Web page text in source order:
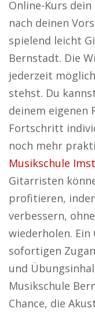
Online-Kurs
nach deinen
spielend leicht
Bernstadt. Die
jederzeit
stehst. Du
deinem eigenen
Fortschritt
noch mehr
Musikschule Imst
Gitarristen
profitieren,
verbessern,
wiederholen.
sofortigen
und
Musikschule
Chance, die